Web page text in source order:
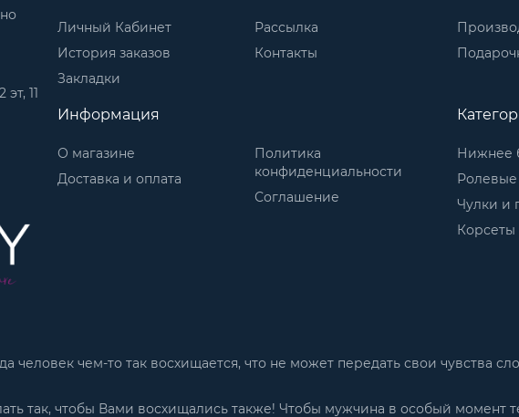
11
Личный Кабинет
История заказов
Закладки
Рассылка
Контакты
Информация
О магазине
Доставка и оплата
Политика
конфиденциальности
Соглашение
Нижнее
Чулки и
Корсеты
человек чем-то так восхищается, что не может передать свои чувства
так, чтобы Вами восхищались также! Чтобы мужчина в особый момент